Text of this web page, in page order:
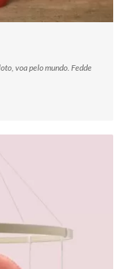
voa pelo mundo. Fedde